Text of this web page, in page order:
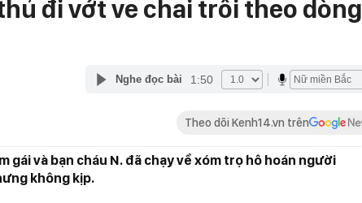
đi vớt ve chai trôi theo dòng
Nghe đọc bài 1:50
Theo dõi Kenh14.vn trên
gái và bạn cháu N. đã chạy về xóm trọ hô hoán người
không kịp.